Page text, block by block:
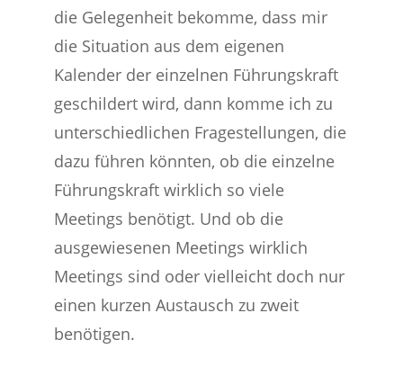
die Gelegenheit bekomme, dass mir
die Situation aus dem eigenen
Kalender der einzelnen Führungskraft
geschildert wird, dann komme ich zu
unterschiedlichen Fragestellungen, die
dazu führen könnten, ob die einzelne
Führungskraft wirklich so viele
Meetings benötigt. Und ob die
ausgewiesenen Meetings wirklich
Meetings sind oder vielleicht doch nur
einen kurzen Austausch zu zweit
benötigen.